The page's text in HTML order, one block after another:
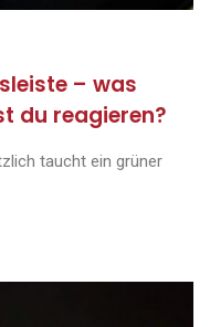
– was
du reagieren?
taucht ein grüner